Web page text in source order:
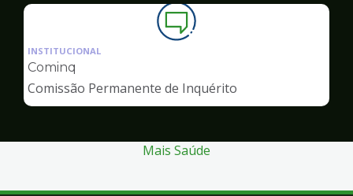
Ilustração
da
de
Ouvidoria
INSTITUCIONAL
Cominq
Comissão Permanente de Inquérito
Mais Saúde